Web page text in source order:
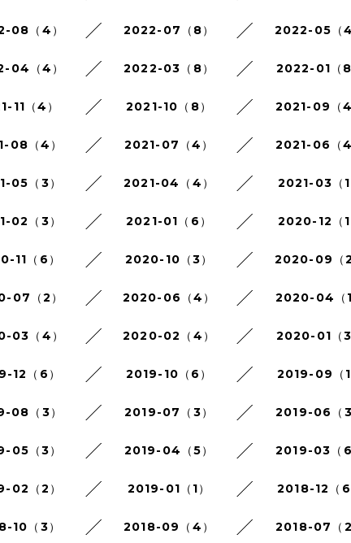
08（4） 2022-07（8） 2022-05（
04（4） 2022-03（8） 2022-01（
11（4） 2021-10（8） 2021-09（
08（4） 2021-07（4） 2021-06（
05（3） 2021-04（4） 2021-03（
02（3） 2021-01（6） 2020-12（
11（6） 2020-10（3） 2020-09（
07（2） 2020-06（4） 2020-04（
03（4） 2020-02（4） 2020-01（
12（6） 2019-10（6） 2019-09（
08（3） 2019-07（3） 2019-06（
05（3） 2019-04（5） 2019-03（
02（2） 2019-01（1） 2018-12（
10（3） 2018-09（4） 2018-07（